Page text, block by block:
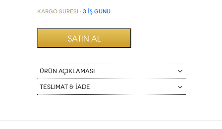
Kargo Süresi : 3 İŞ GÜNÜ
ÜRÜN AÇIKLAMASI
Teslimat & İade